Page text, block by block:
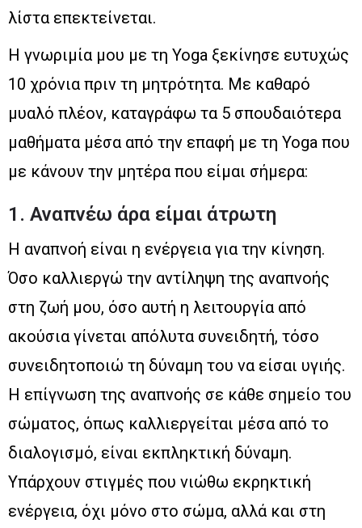
λίστα επεκτείνεται.
Η γνωριμία μου με τη Yoga ξεκίνησε ευτυχώς
10 χρόνια πριν τη μητρότητα. Με καθαρό
μυαλό πλέον, καταγράφω τα 5 σπουδαιότερα
μαθήματα μέσα από την επαφή με τη Yoga που
με κάνουν την μητέρα που είμαι σήμερα:
1. Αναπνέω άρα είμαι άτρωτη
Η αναπνοή είναι η ενέργεια για την κίνηση.
Όσο καλλιεργώ την αντίληψη της αναπνοής
στη ζωή μου, όσο αυτή η λειτουργία από
ακούσια γίνεται απόλυτα συνειδητή, τόσο
συνειδητοποιώ τη δύναμη του να είσαι υγιής.
Η επίγνωση της αναπνοής σε κάθε σημείο του
σώματος, όπως καλλιεργείται μέσα από το
διαλογισμό, είναι εκπληκτική δύναμη.
Υπάρχουν στιγμές που νιώθω εκρηκτική
ενέργεια, όχι μόνο στο σώμα, αλλά και στη